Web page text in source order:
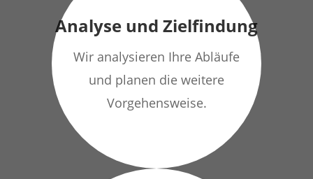
Analyse und Zielfindung
Wir analysieren Ihre Abläufe
und planen die weitere
Vorgehensweise.